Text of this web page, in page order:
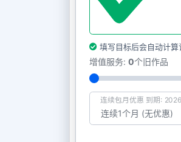
填写目标后会自动计算
增值服务: 0个旧作品
连续包月优惠 到期: